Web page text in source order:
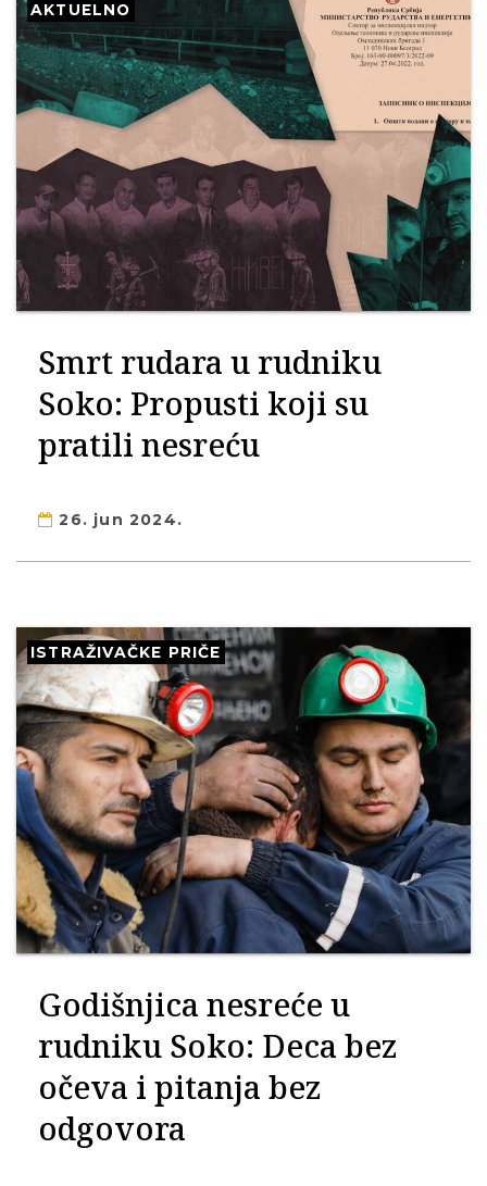
AKTUELNO
Smrt rudara u rudniku
Soko: Propusti koji su
pratili nesreću
26. jun 2024.
ISTRAŽIVAČKE PRIČE
Godišnjica nesreće u
rudniku Soko: Deca bez
očeva i pitanja bez
odgovora